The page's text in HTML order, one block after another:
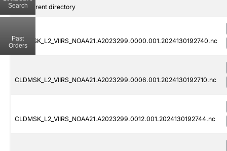
.. Parent directory
CLDMSK_L2_VIIRS_NOAA21.A2023299.0000.001.2024130192740.nc
CLDMSK_L2_VIIRS_NOAA21.A2023299.0006.001.2024130192710.nc
CLDMSK_L2_VIIRS_NOAA21.A2023299.0012.001.2024130192744.nc
Search
Past
Orders